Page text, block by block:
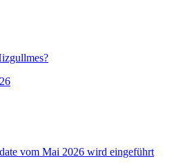
vom Mai 2026 wird eingeführt